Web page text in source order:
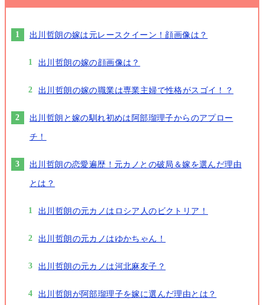
出川哲朗の嫁は元レースクイーン！顔画像は？
出川哲朗の嫁の顔画像は？
出川哲朗の嫁の職業は専業主婦で性格がスゴイ！？
出川哲朗と嫁の馴れ初めは阿部瑠理子からのアプロー
チ！
出川哲朗の恋愛遍歴！元カノとの破局＆嫁を選んだ理由
とは？
出川哲朗の元カノはロシア人のビクトリア！
出川哲朗の元カノはゆかちゃん！
出川哲朗の元カノは河北麻友子？
出川哲朗が阿部瑠理子を嫁に選んだ理由とは？